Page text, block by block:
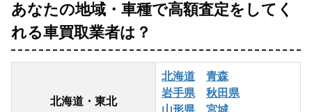
あなたの地域・車種で高額査定をしてく
れる車買取業者は？
北海道・東北
北海道
青森
岩手県
秋田県